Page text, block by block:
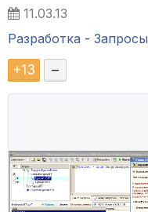
11.03.13
Разработка - Запросы
+13 –